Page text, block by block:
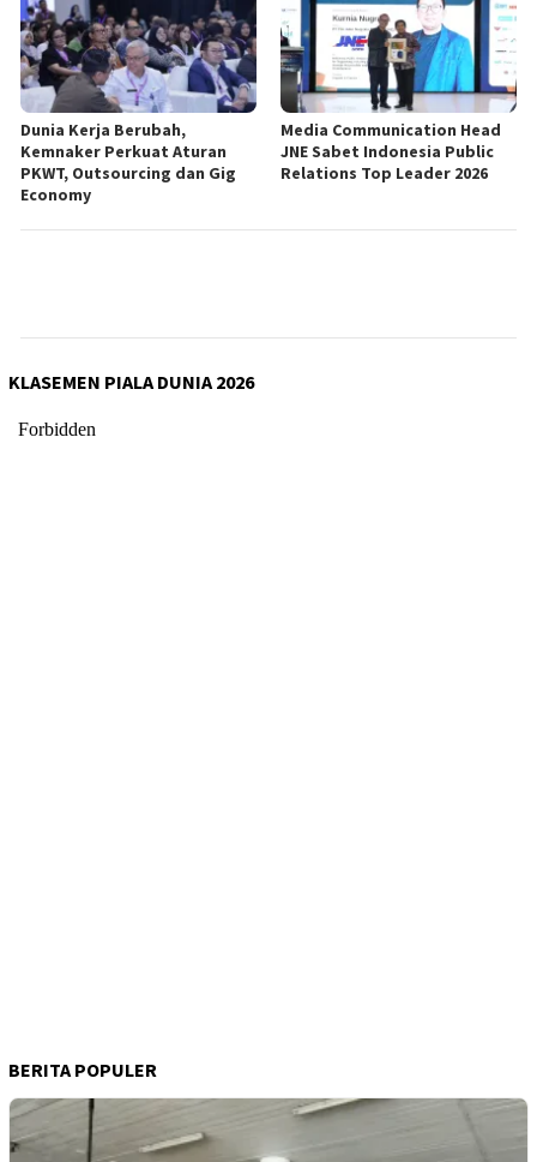
Dunia Kerja Berubah,
Kemnaker Perkuat Aturan
PKWT, Outsourcing dan Gig
Economy
Media Communication Head
JNE Sabet Indonesia Public
Relations Top Leader 2026
KLASEMEN PIALA DUNIA 2026
BERITA POPULER